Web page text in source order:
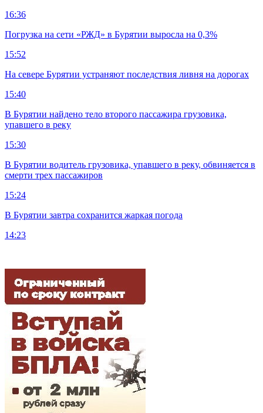
16:36
Погрузка на сети «РЖД» в Бурятии выросла на 0,3%
15:52
На севере Бурятии устраняют последствия ливня на дорогах
15:40
В Бурятии найдено тело второго пассажира грузовика,
упавшего в реку
15:30
В Бурятии водитель грузовика, упавшего в реку, обвиняется в
смерти трех пассажиров
15:24
В Бурятии завтра сохранится жаркая погода
14:23